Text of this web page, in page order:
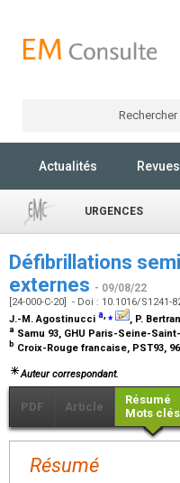
Rechercher
Actualités Revues
URGENCES
Défibrillations
externes - 09/08/22
[24-000-C-20] - Doi : 10.1016/S1241-
J.-M. Agostinucci a,⁎ , P.
a Samu 93, GHU Paris-Seine-
b Croix-Rouge francaise, PST93,
Auteur correspondant.
PDF Article
Résumé
Mots clés
Résumé